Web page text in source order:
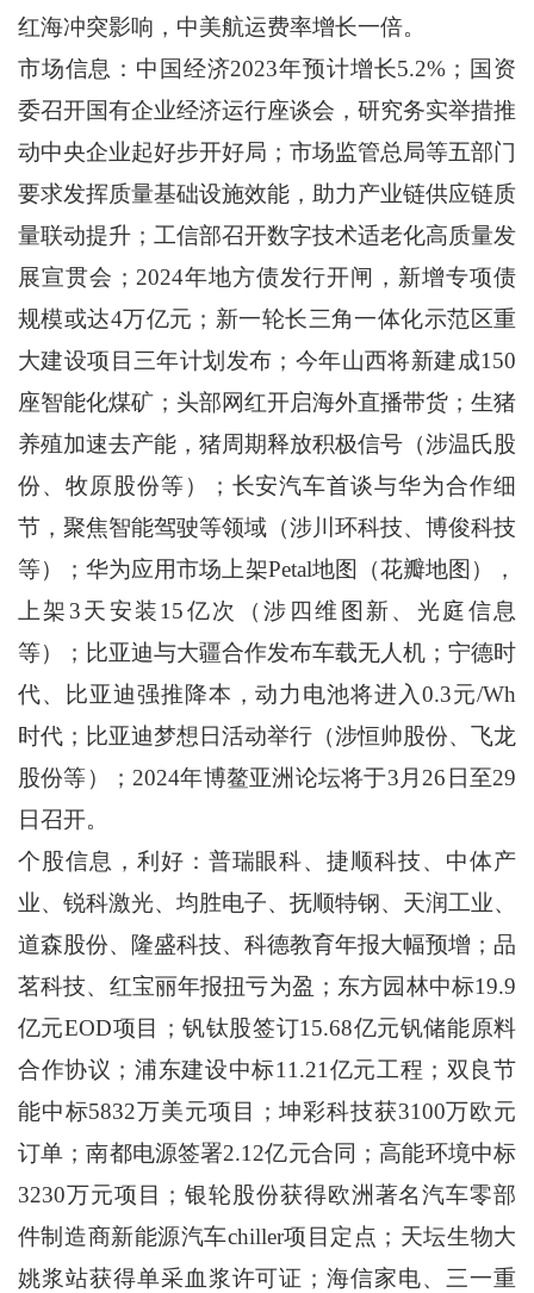
红海冲突影响，中美航运费率增长一倍。
市场信息：中国经济2023年预计增长5.2%；国资
委召开国有企业经济运行座谈会，研究务实举措推
动中央企业起好步开好局；市场监管总局等五部门
要求发挥质量基础设施效能，助力产业链供应链质
量联动提升；工信部召开数字技术适老化高质量发
展宣贯会；2024年地方债发行开闸，新增专项债
规模或达4万亿元；新一轮长三角一体化示范区重
大建设项目三年计划发布；今年山西将新建成150
座智能化煤矿；头部网红开启海外直播带货；生猪
养殖加速去产能，猪周期释放积极信号（涉温氏股
份、牧原股份等）；长安汽车首谈与华为合作细
节，聚焦智能驾驶等领域（涉川环科技、博俊科技
等）；华为应用市场上架Petal地图（花瓣地图），
上架3天安装15亿次（涉四维图新、光庭信息
等）；比亚迪与大疆合作发布车载无人机；宁德时
代、比亚迪强推降本，动力电池将进入0.3元/Wh
时代；比亚迪梦想日活动举行（涉恒帅股份、飞龙
股份等）；2024年博鳌亚洲论坛将于3月26日至29
日召开。
个股信息，利好：普瑞眼科、捷顺科技、中体产
业、锐科激光、均胜电子、抚顺特钢、天润工业、
道森股份、隆盛科技、科德教育年报大幅预增；品
茗科技、红宝丽年报扭亏为盈；东方园林中标19.9
亿元EOD项目；钒钛股签订15.68亿元钒储能原料
合作协议；浦东建设中标11.21亿元工程；双良节
能中标5832万美元项目；坤彩科技获3100万欧元
订单；南都电源签署2.12亿元合同；高能环境中标
3230万元项目；银轮股份获得欧洲著名汽车零部
件制造商新能源汽车chiller项目定点；天坛生物大
姚浆站获得单采血浆许可证；海信家电、三一重